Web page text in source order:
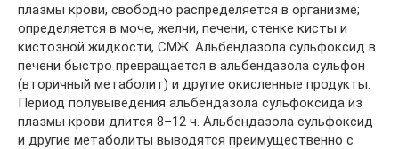
плазмы крови, свободно распределяется в организме;
определяется в моче, желчи, печени, стенке кисты и
кистозной жидкости, СМЖ. Альбендазола сульфоксид в
печени быстро превращается в альбендазола сульфон
(вторичный метаболит) и другие окисленные продукты.
Период полувыведения альбендазола сульфоксида из
плазмы крови длится 8–12 ч. Альбендазола сульфоксид
и другие метаболиты выводятся преимущественно с